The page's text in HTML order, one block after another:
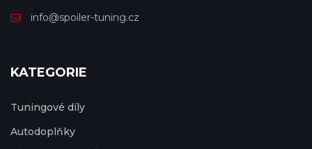
info@spoiler-tuning.cz
KATEGORIE
Tuningové díly
Autodoplňky